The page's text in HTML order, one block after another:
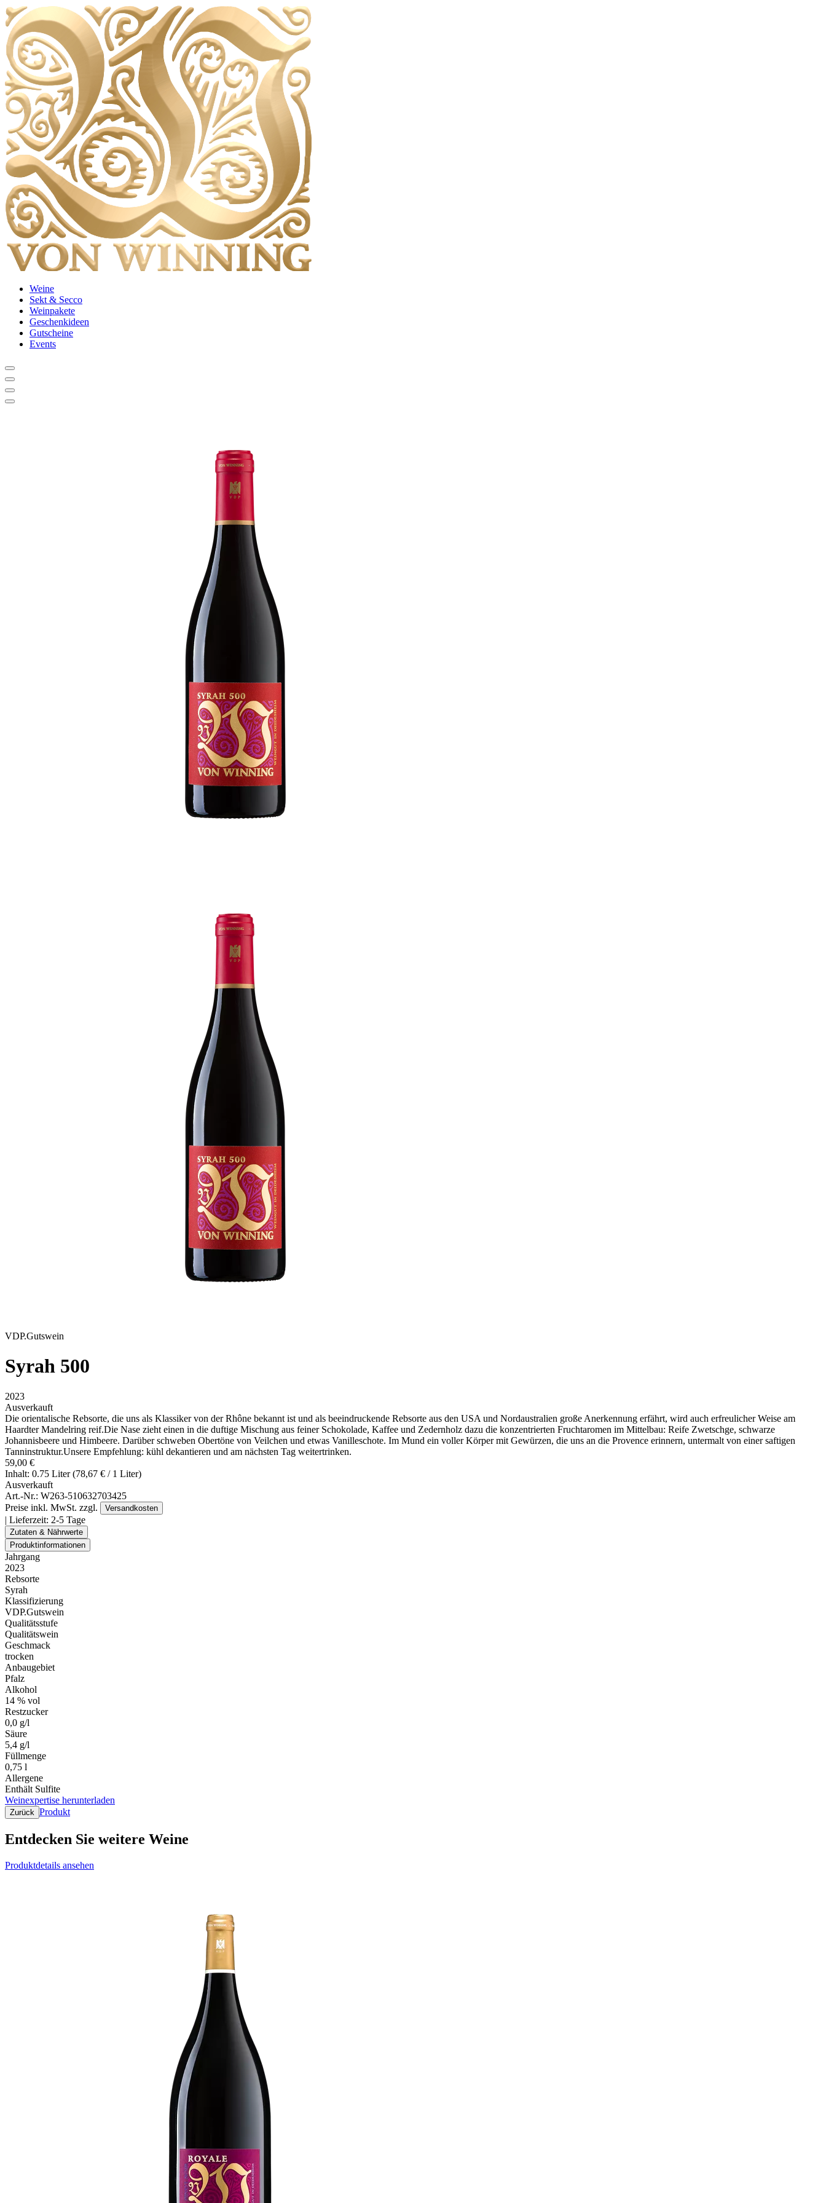
Weine
Sekt & Secco
Weinpakete
Geschenkideen
Gutscheine
Events
VDP.Gutswein
Syrah 500
2023
Ausverkauft
Die orientalische Rebsorte, die uns als Klassiker von der Rhône bekannt ist und als beeindruckende Rebsorte aus den USA und Nordaustralien große Anerkennung erfährt, wird auch erfreulicher Weise am
Haardter Mandelring reif.Die Nase zieht einen in die duftige Mischung aus feiner Schokolade, Kaffee und Zedernholz dazu die konzentrierten Fruchtaromen im Mittelbau: Reife Zwetschge, schwarze
Johannisbeere und Himbeere. Darüber schweben Obertöne von Veilchen und etwas Vanilleschote. Im Mund ein voller Körper mit Gewürzen, die uns an die Provence erinnern, untermalt von einer saftigen
Tanninstruktur.Unsere Empfehlung: kühl dekantieren und am nächsten Tag weitertrinken.
59,00 €
Inhalt: 0.75 Liter (78,67 € / 1 Liter)
Ausverkauft
Art.-Nr.: W263-510632703425
Preise inkl. MwSt. zzgl.
Versandkosten
| Lieferzeit: 2-5 Tage
Zutaten & Nährwerte
Produktinformationen
Jahrgang
2023
Rebsorte
Syrah
Klassifizierung
VDP.Gutswein
Qualitätsstufe
Qualitätswein
Geschmack
trocken
Anbaugebiet
Pfalz
Alkohol
14 % vol
Restzucker
0,0 g/l
Säure
5,4 g/l
Füllmenge
0,75 l
Allergene
Enthält Sulfite
Weinexpertise herunterladen
Zurück Produkt
Entdecken Sie weitere Weine
Produktdetails ansehen